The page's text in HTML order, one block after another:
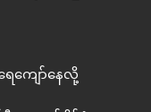
ေကျော်နေလို့